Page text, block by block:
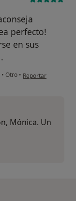
perfecto!
en sus
• Otro • en opinión del
Reportar
Mónica. Un